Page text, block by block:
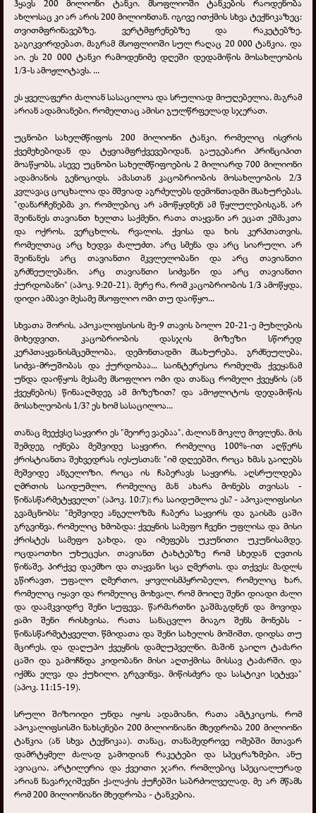
ახლოსაც კი არ არის 200 მილიონთან. იგივე ითქმის სხვა ტექნიკაზეც:
თვითმფრინავებზე, ვერტმფრენებზე და რაკეტებზე.
გაგიკვირდებათ, მაგრამ მსოფლიოში სულ რაღაც 20 000 ტანკია. და
აი, ეს 20 000 ტანკი რამოდენიმე დღეში დედამიწის მოსახლეობის
1/3-ს ამოჟლიტავს. ...
ეს ყველაფერი ძალიან სასაცილოა და სრულიად მიუღებელია, მაგრამ
არიან ადამიანები, რომელთაც ამისი გულწრფელად სჯერათ.
უცნობი სახელმწიფოს 200 მილიონი ტანკი, რომელიც ისვრის
ქვემეხებიდან და ტყვიამფრქვევებიდან, გაუგებარი პრინციპით
მოაწყობს, ასევე უცნობი სახელმწიფოების 2 მილიარდ 700 მილიონი
ადამიანის გენოციდს. ამასთან კაცობრიობის მოსახლეობის 2/3
კვლავაც ცოცხალია და მშვიად აგრძელებს დემონთადმი მსახურებას.
"დანარჩენებმა კი, რომლებიც არ ამოწყდნენ ამ წყლულებისგან, არ
შეინანეს თავიანთ ხელთა საქმენი, რათა თაყვანი არ ეცათ ეშმაკთა
და ოქროს, ვერცხლის, რვალის, ქვისა და ხის კერპთათვის,
რომელთაც არც ხედვა ძალუძთ, არც სმენა და არც სიარული. არ
შეინანეს არც თავიანთი მკვლელობანი და არც თავიანთი
გრძნეულებანი, არც თავიანთი სიძვანი და არც თავიანთი
ქურდობანი" (აპოკ. 9:20-21). მერე რა, რომ კაცობრიობის 1/3 ამოწყდა,
დიდი ამბავი მესამე მსოფლიო ომი თუ დაიწყო...
სხვათა შორის, აპოკალიფსისის მე-9 თავის ბოლო 20-21-ე მუხლების
მიხედვით, კაცობრიობის დასჯის მიზეზი სწორედ
კერპთაყვანისმცემლობა, დემონთადმი მსახურება, გრძნეულება,
სიძვა-მრუშობას და ქურდობაა... საინტერესოა რომელმა ქვეყანამ
უნდა დაიწყოს მესამე მსოფლიო ომი და თანაც რომელი ქვეყნის (ან
ქვეყნების) წინააღმდეგ ამ მიზეზით? და ამოჟლიტოს დედამიწის
მოსახლეობის 1/3? ეს ხომ სასაცილოა...
თანაც მეექვსე საყვირი ეს "მეორე ვაებაა", ძალიან მოკლე მოვლენა. მის
შემდეგ იქნება მეშვიდე საყვირი, რომელიც 100%-ით აღწერს
ქრისტიანთა შეხვედრას იესუსთან: "იმ დღეებში, როცა ხმას გაიღებს
მეშვიდე ანგელოზი, როცა ის ჩაბერავს საყვირს, აღსრულდება
ღმრთის საიდუმლო, რომელიც მან ახარა მონებს თვისას -
წინასწარმეტყველთ" (აპოკ. 10:7); რა საიდუმლოა ეს? - აპოკალიფსისი
გვამცნობს: "მეშვიდე ანგელოზმა ჩაბერა საყვირს და გაისმა ცაში
გრგვინვა, რომელიც ხმობდა: ქვეყნის სამეფო ჩვენი უფლისა და მისი
ქრისტეს სამეფო გახდა, და იმეფებს უკუნითი უკუნისამდე.
ოცდაოთხი უხუცესი, თავიანთ ტახტებზე რომ სხედან ღვთის
წინაშე, პირქვე დაემხო და თაყვანი სცა ღმერთს. და თქვეს: მადლს
გწირავთ, უფალო ღმერთო, ყოვლისმპყრობელო, რომელიც ხარ,
რომელიც იყავი და რომელიც მოხვალ, რომ მოიღე შენი დიადი ძალი
და დაამკვიდრე შენი სუფევა. წარმართნი გაშმაგდნენ და მოვიდა
ჟამი შენი რისხვისა, რათა სანაცვლო მიაგო შენს მონებს -
წინასწარმეტყველთ, წმიდათა და შენი სახელის მოშიშთ, დიდსა თუ
მცირეს, და დაღუპო ქვეყნის დამღუპველნი. მაშინ გაიღო ტაძარი
ცაში და გამოჩნდა კიდობანი მისი აღთქმისა მისსავ ტაძარში. და
იქმნა ელვა და ქუხილი, გრგვინვა, მიწისძვრა და სასტიკი სეტყვა"
(აპოკ. 11:15-19).
სრული შიზოიდი უნდა იყოს ადამიანი, რათა ამტკიცოს, რომ
აპოკალიფსისში ნახსენები 200 მილიონიანი მხედრობა 200 მილიონი
ტანკია (ან სხვა ტექნიკაა). თანაც, თანამედროვე ომებში მთავარ
დამრტყმელ ძალად გამოდიან რაკეტები და სპეცრაზმები, ანუ
ავიაცია, არტილერია და ქვეითი ჯარი, რომლებიც სპეციალურად
არიან ნავარჯიშევნი ქალაქის ქუჩებში საბრძოლველად. მე არ მწამს
რომ 200 მილიონიანი მხედრობა - ტანკებია.